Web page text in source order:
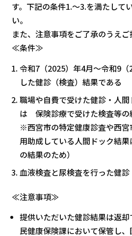
す。下記の条件1.～3.を満たして
い。
また、注意事項をご了承のうえご
≪条件≫
令和7（2025）年4月～令和9
した健診（検査）結果である
職場や自費で受けた健診・人
は 保険診療で受けた検査等の
※西宮市の特定健康診査や西
用助成している人間ドック結
の結果のため）
血液検査と尿検査を行った健
≪注意事項≫
提供いただいた健診結果は返
民健康保険課において保管し